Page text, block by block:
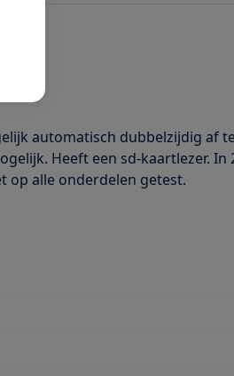
automatisch dubbelzijdig af
Heeft een sd-kaartlezer. In
op alle onderdelen getest.